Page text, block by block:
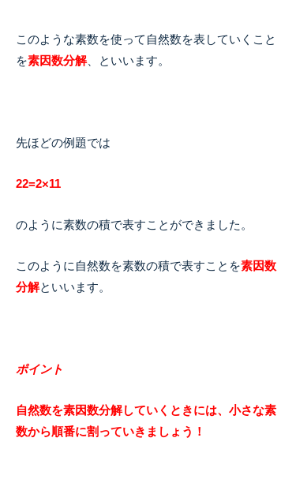
このような素数を使って自然数を表していくこと
を素因数分解、といいます。
先ほどの例題では
22=2×11
のように素数の積で表すことができました。
このように自然数を素数の積で表すことを素因数
分解といいます。
ポイント
自然数を素因数分解していくときには、小さな素
数から順番に割っていきましょう！